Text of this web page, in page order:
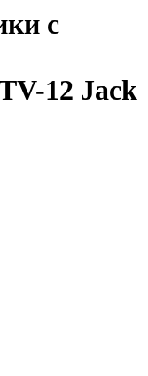
с
12 Jack